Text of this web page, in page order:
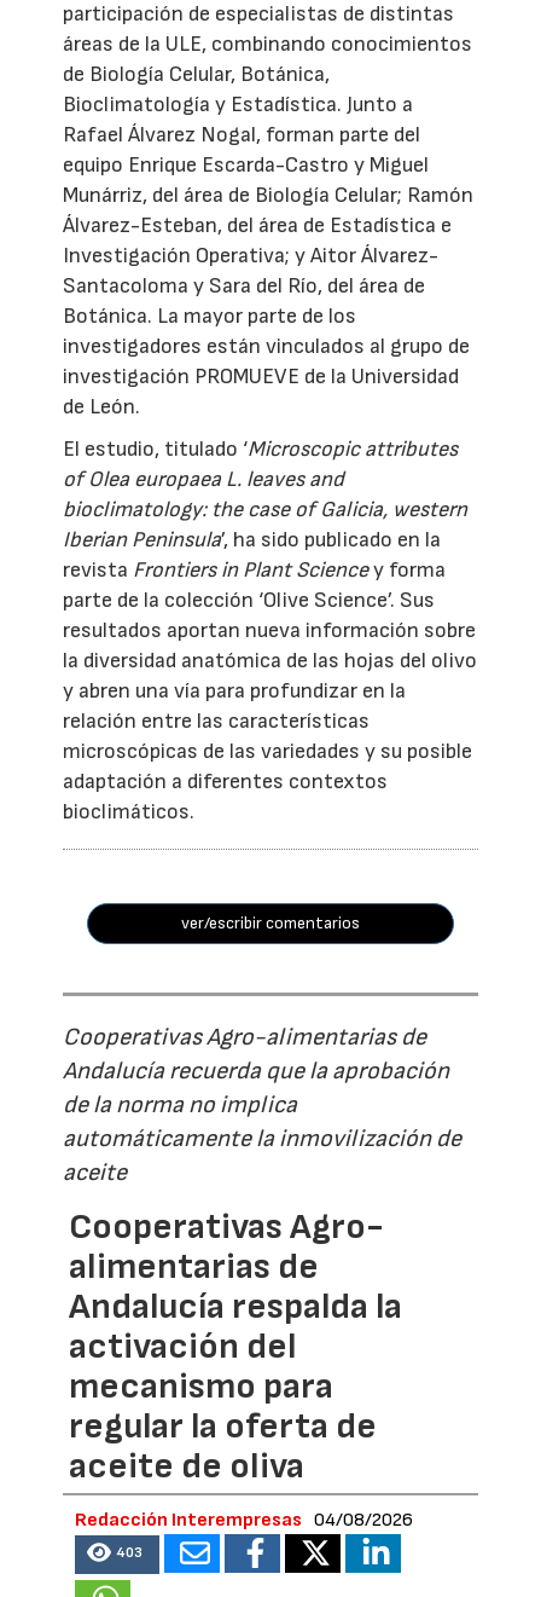
participación de especialistas de distintas
áreas de la ULE, combinando conocimientos
de Biología Celular, Botánica,
Bioclimatología y Estadística. Junto a
Rafael Álvarez Nogal, forman parte del
equipo Enrique Escarda-Castro y Miguel
Munárriz, del área de Biología Celular; Ramón
Álvarez-Esteban, del área de Estadística e
Investigación Operativa; y Aitor Álvarez-
Santacoloma y Sara del Río, del área de
Botánica. La mayor parte de los
investigadores están vinculados al grupo de
investigación PROMUEVE de la Universidad
de León.
El estudio, titulado ‘Microscopic attributes
of Olea europaea L. leaves and
bioclimatology: the case of Galicia, western
Iberian Peninsula’, ha sido publicado en la
revista Frontiers in Plant Sciencey forma
parte de la colección ‘Olive Science’. Sus
resultados aportan nueva información sobre
la diversidad anatómica de las hojas del olivo
y abren una vía para profundizar en la
relación entre las características
microscópicas de las variedades y su posible
adaptación a diferentes contextos
bioclimáticos.
ver/escribir comentarios
Cooperativas Agro-alimentarias de
Andalucía recuerda que la aprobación
de la norma no implica
automáticamente la inmovilización de
aceite
Cooperativas Agro-
alimentarias de
Andalucía respalda la
activación del
mecanismo para
regular la oferta de
aceite de oliva
Redacción Interempresas 04/08/2026
403